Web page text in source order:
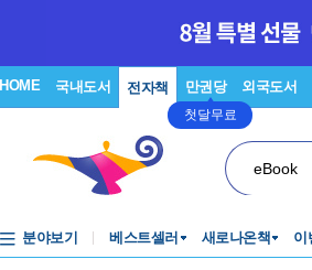
HOME 국내도서 전자책 만권당
첫달무료
외국도서
eBook
분야보기 베스트셀러 새로나온책 이